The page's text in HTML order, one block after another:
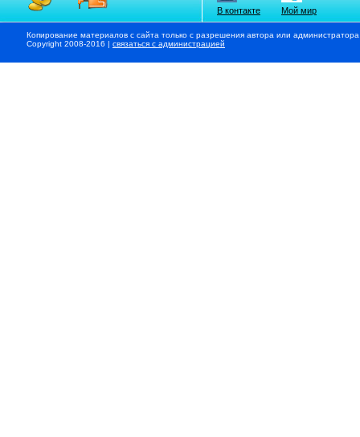
В контакте Мой мир
Копирование материалов с сайта только с разрешения автора или
Copyright 2008-2016 | связаться с администрацией